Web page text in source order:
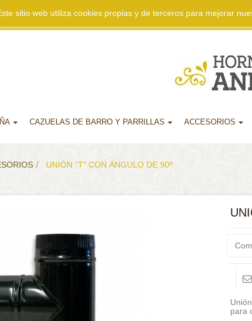
CAZUELAS DE BARRO Y PARRILLAS ACCESORIOS
> UNIÓN “T" CON ÁNGULO DE 90º
para
sitio web utiliza cookies propias y de terceros para mejorar